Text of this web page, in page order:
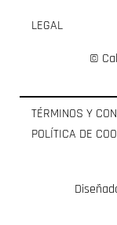
LEGAL
©
TÉRMINOS Y
POLÍTICA DE